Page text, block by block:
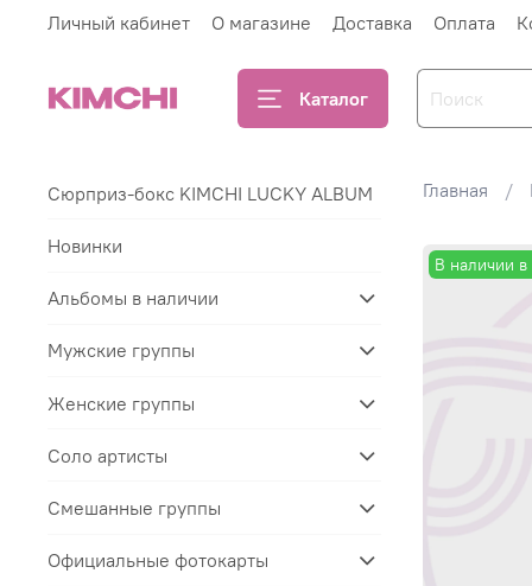
Личный кабинет О магазине Доставка Оплата
Каталог
Главная
В наличии
Сюрприз-бокс KIMCHI LUCKY ALBUM
Новинки
Альбомы в наличии
Мужские группы
Женские группы
Соло артисты
Смешанные группы
Официальные фотокарты